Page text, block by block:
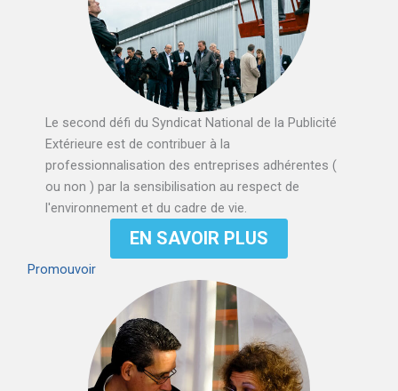
Le second défi du Syndicat National de la Publicité
Extérieure est de contribuer à la
professionnalisation des entreprises adhérentes (
ou non ) par la sensibilisation au respect de
l'environnement et du cadre de vie.
EN SAVOIR PLUS
Promouvoir